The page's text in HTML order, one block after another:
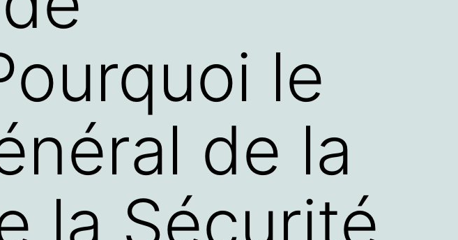
le
de la
la Sécurité